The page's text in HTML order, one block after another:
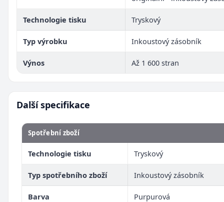
Technologie tisku Tryskový
Typ výrobku Inkoustový zásobník
Výnos Až 1 600 stran
Další specifikace
Spotřební zboží
Technologie tisku Tryskový
Typ spotřebního zboží Inkoustový zásobník
Barva Purpurová